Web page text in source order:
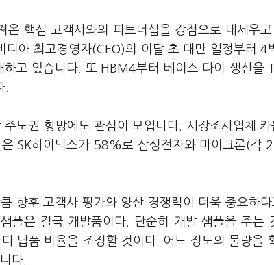
온 핵심 고객사와의 파트너십을 강점으로 내세우
아 최고경영자(CEO)의 이달 초 대만 일정부터 4
고 있습니다. 또 HBM4부터 베이스 다이 생산을
.
도권 향방에도 관심이 모입니다. 시장조사업체 카
SK하이닉스가 58%로 삼성전자와 마이크론(각
향후 고객사 평가와 양산 경쟁력이 더욱 중요하
플은 결국 개발품이다. 단순히 개발 샘플을 주는
납품 비율을 조정할 것이다. 어느 정도의 물량을
다.